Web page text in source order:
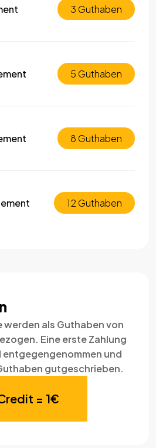
3 Guthaben
5 Guthaben
8 Guthaben
12 Guthaben
werden als Guthaben von
Eine erste Zahlung
und
gutgeschrieben.
= 1€